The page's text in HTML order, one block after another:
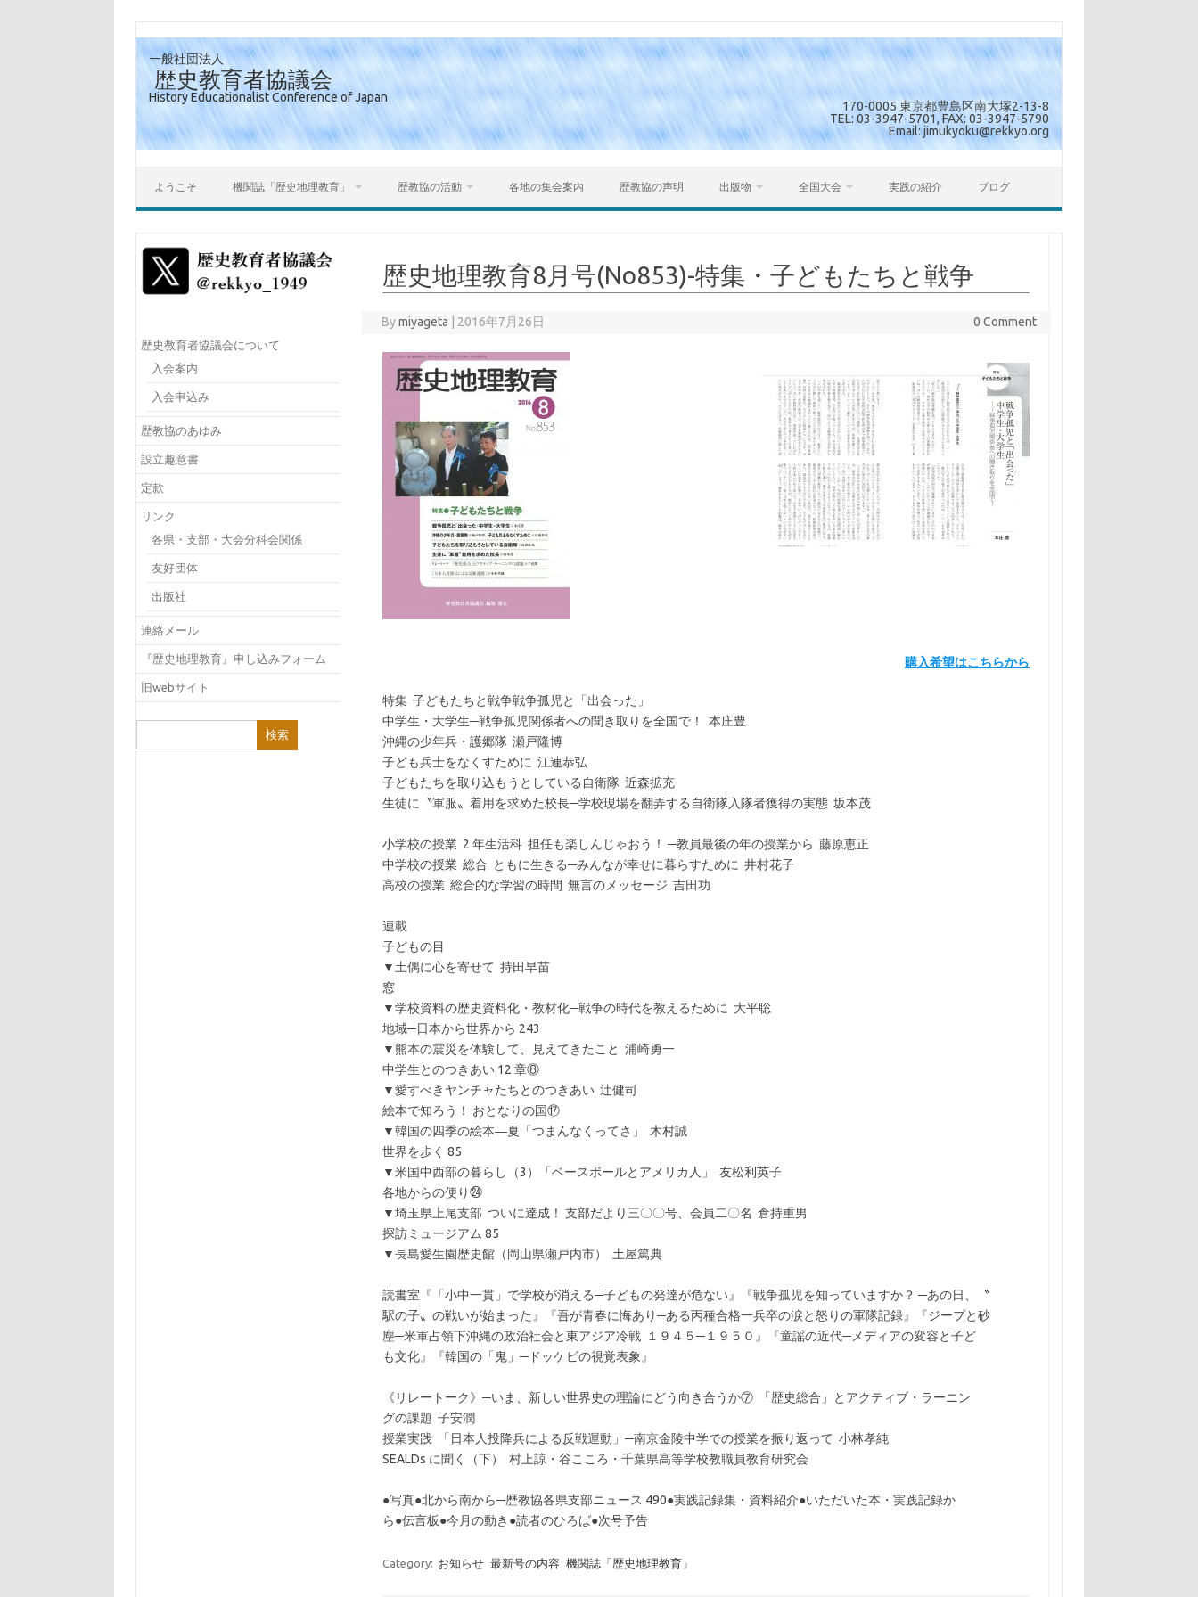
一般社団法人
歴史教育者協議会
History Educationalist Conference of Japan
170-0005 東京都豊島区南大塚2-13-8
TEL: 03-3947-5701, FAX: 03-3947-5790
Email: jimukyoku@rekkyo.org
ようこそ 機関誌「歴史地理教育」 歴教協の活動 各地の集会案内 歴教協の声明 出版物 全国大会 実践の紹介 ブログ
歴史地理教育8月号(No853)-特集・子どもたちと戦争
Bymiyageta 2016年7月26日 0 Comment
購入希望はこちらから
特集 子どもたちと戦争戦争孤児と「出会った」
中学生・大学生─戦争孤児関係者への聞き取りを全国で！ 本庄豊
沖縄の少年兵・護郷隊 瀬戸隆博
子ども兵士をなくすために 江連恭弘
子どもたちを取り込もうとしている自衛隊 近森拡充
生徒に〝軍服〟着用を求めた校長─学校現場を翻弄する自衛隊入隊者獲得の実態 坂本茂
小学校の授業 2 年生活科 担任も楽しんじゃおう！ ─教員最後の年の授業から 藤原恵正
中学校の授業 総合 ともに生きる─みんなが幸せに暮らすために 井村花子
高校の授業 総合的な学習の時間 無言のメッセージ 吉田功
連載
子どもの目
▼土偶に心を寄せて 持田早苗
窓
▼学校資料の歴史資料化・教材化─戦争の時代を教えるために 大平聡
地域─日本から世界から 243
▼熊本の震災を体験して、見えてきたこと 浦崎勇一
中学生とのつきあい 12 章⑧
▼愛すべきヤンチャたちとのつきあい 辻健司
絵本で知ろう！ おとなりの国⑰
▼韓国の四季の絵本―夏「つまんなくってさ」 木村誠
世界を歩く 85
▼米国中西部の暮らし（3）「ベースボールとアメリカ人」 友松利英子
各地からの便り㉔
▼埼玉県上尾支部 ついに達成！ 支部だより三〇〇号、会員二〇名 倉持重男
探訪ミュージアム 85
▼長島愛生園歴史館（岡山県瀬戸内市） 土屋篤典
読書室『「小中一貫」で学校が消える─子どもの発達が危ない』『戦争孤児を知っていますか？ ─あの日、〝
駅の子〟の戦いが始まった』『吾が青春に悔あり─ある丙種合格一兵卒の涙と怒りの軍隊記録』『ジープと砂
塵─米軍占領下沖縄の政治社会と東アジア冷戦 １９４５─１９５０』『童謡の近代─メディアの変容と子ど
も文化』『韓国の「鬼」─ドッケビの視覚表象』
《リレートーク》─いま、新しい世界史の理論にどう向き合うか⑦ 「歴史総合」とアクティブ・ラーニン
グの課題 子安潤
授業実践 「日本人投降兵による反戦運動」─南京金陵中学での授業を振り返って 小林孝純
SEALDs に聞く（下） 村上諒・谷こころ・千葉県高等学校教職員教育研究会
●写真●北から南から─歴教協各県支部ニュース 490●実践記録集・資料紹介●いただいた本・実践記録か
ら●伝言板●今月の動き●読者のひろば●次号予告
Category: お知らせ 最新号の内容 機関誌「歴史地理教育」
歴史教育者協議会について
入会案内
入会申込み
歴教協のあゆみ
設立趣意書
定款
リンク
各県・支部・大会分科会関係
友好団体
出版社
連絡メール
『歴史地理教育』申し込みフォーム
旧webサイト
索: